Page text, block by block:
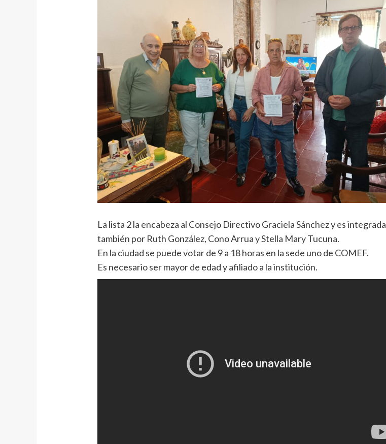
La lista 2 la encabeza al Consejo Directivo Graciela Sánchez y es integrada
también por Ruth González, Cono Arrua y Stella Mary Tucuna.
En la ciudad se puede votar de 9 a 18 horas en la sede uno de COMEF.
Es necesario ser mayor de edad y afiliado a la institución.